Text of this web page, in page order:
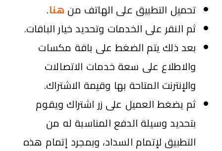
تحميل التطبيق على الهاتف من هنا.
ثم النقر على الخدمات وتحديد خيار الباقات.
بعد ذلك يتم الضغط على باقة مكسات
والاطلاع على سعة خدمات الاتصالات
والإنترنت المتاحة بها وقيمة الاشتراك.
ثم يضغط العميل على زر اشتراك ويقوم
بتحديد وسيلة الدفع المناسبة له من
التطبيق لإتمام السداد، وبمجرد إتمام هذه